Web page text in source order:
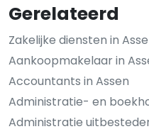
Gerelateerd
Zakelijke diensten in
Aankoopmakelaar in
Accountants in Assen
Administratie- en
Administratie